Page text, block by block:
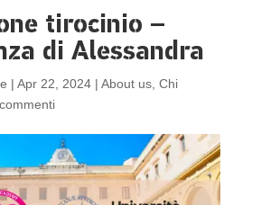
tirocinio –
di Alessandra
| Apr 22, 2024| About us, Chi